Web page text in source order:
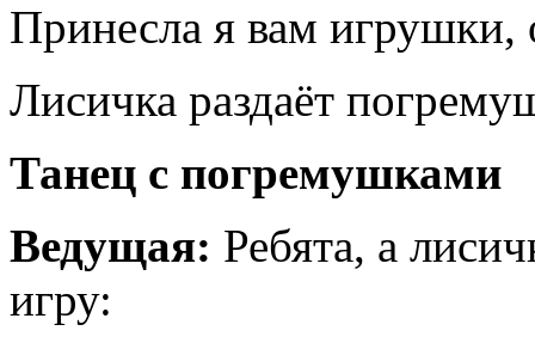
Принесла я вам
Лисичка раздаёт
Танец с погремушками
Ведущая: Ребята, а
игру: